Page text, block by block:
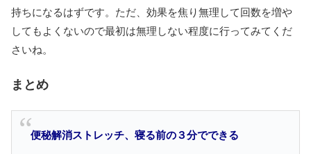
持ちになるはずです。ただ、効果を焦り無理して回数を増や
してもよくないので最初は無理しない程度に行ってみてくだ
さいね。
まとめ
便秘解消ストレッチ、寝る前の３分でできる